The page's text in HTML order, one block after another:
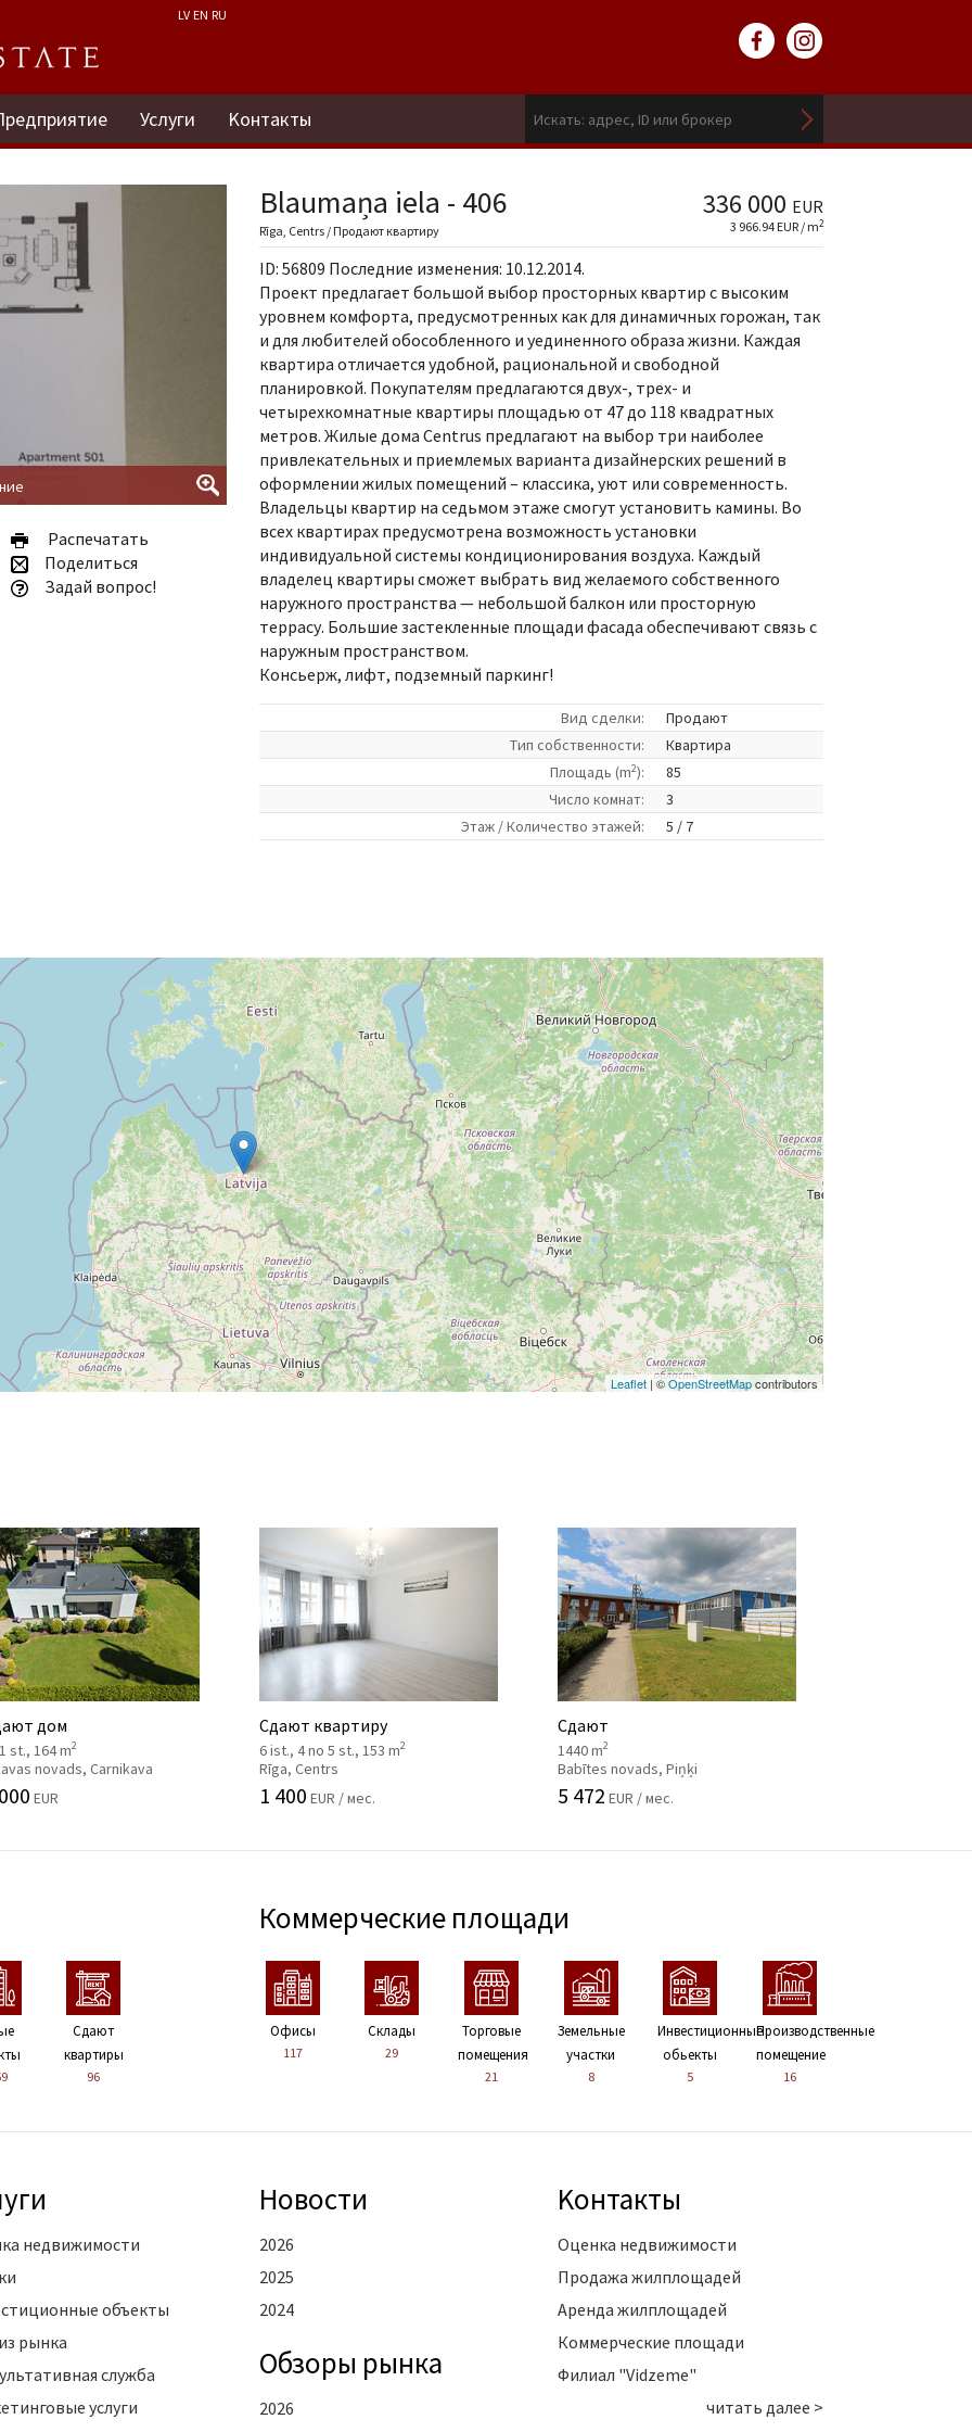
LV EN RU
Услуги Kонтакты
Blaumaņa iela - 406 336 000 EUR
Rīga, Centrs / Продают квартиру 3 966.94 EUR / m2
ID: 56809 Последние изменения: 10.12.2014.
Проект предлагает большой выбор просторных квартир с высоким
уровнем комфорта, предусмотренных как для динамичных горожан, так
и для любителей обособленного и уединенного образа жизни. Каждая
квартира отличается удобной, рациональной и свободной
планировкой. Покупателям предлагаются двух-, трех- и
четырехкомнатные квартиры площадью от 47 до 118 квадратных
метров. Жилые дома Centrus предлагают на выбор три наиболее
привлекательных и приемлемых варианта дизайнерских решений в
оформлении жилых помещений – классика, уют или современность.
Владельцы квартир на седьмом этаже смогут установить камины. Во
всех квартирах предусмотрена возможность установки
индивидуальной системы кондиционирования воздуха. Каждый
владелец квартиры сможет выбрать вид желаемого собственного
наружного пространства — небольшой балкон или просторную
террасу. Большие застекленные площади фасада обеспечивают связь с
наружным пространством.
Консьерж, лифт, подземный паркинг!
Вид сделки:
Продают
Tип собственности:
Квартира
Площадь (m2):
85
Число комнат:
3
Этаж / Количество этажей:
5 / 7
Pаспечатать
Поделиться
Задай вопрос!
Leaflet | ©OpenStreetMapcontributors
дом
st., 164 m2
novads, Carnikava
EUR
Сдают квартиру
6 ist., 4 no 5 st., 153 m2
Rīga, Centrs
1 400 EUR / мес.
Сдают
1440 m2
Babītes novads, Piņķi
5 472 EUR / мес.
Сдают
квартиры
96
Коммерческие площади
Офисы
117
Склады
29
Торговые
помещения
21
Земельные
участки
8
Инвестиционные
обьекты
5
Производственные
помещение
16
недвижимости
объекты
рынка
служба
услуги
Новости
2026
2025
2024
Oбзоры рынка
2026
Kонтакты
Оценка недвижимости
Продажа жилплощадей
Аренда жилплощадей
Коммерческие площади
Филиал "Vidzeme"
читать далее >